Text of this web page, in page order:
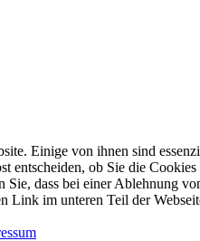
Einige von ihnen sind
entscheiden, ob Sie die
Sie, dass bei einer Ablehnung
Link im unteren Teil der